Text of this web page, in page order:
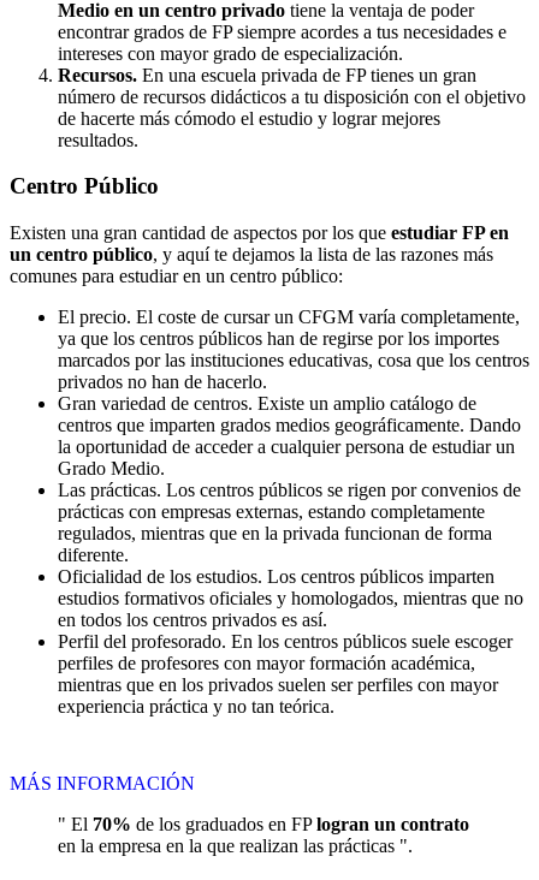
Medio en un centro privado tiene la ventaja de poder
encontrar grados de FP siempre acordes a tus necesidades e
intereses con mayor grado de especialización.
Recursos. En una escuela privada de FP tienes un gran
número de recursos didácticos a tu disposición con el objetivo
de hacerte más cómodo el estudio y lograr mejores
resultados.
Centro Público
Existen una gran cantidad de aspectos por los que estudiar FP en
un centro público, y aquí te dejamos la lista de las razones más
comunes para estudiar en un centro público:
El precio. El coste de cursar un CFGM varía completamente,
ya que los centros públicos han de regirse por los importes
marcados por las instituciones educativas, cosa que los centros
privados no han de hacerlo.
Gran variedad de centros. Existe un amplio catálogo de
centros que imparten grados medios geográficamente. Dando
la oportunidad de acceder a cualquier persona de estudiar un
Grado Medio.
Las prácticas. Los centros públicos se rigen por convenios de
prácticas con empresas externas, estando completamente
regulados, mientras que en la privada funcionan de forma
diferente.
Oficialidad de los estudios. Los centros públicos imparten
estudios formativos oficiales y homologados, mientras que no
en todos los centros privados es así.
Perfil del profesorado. En los centros públicos suele escoger
perfiles de profesores con mayor formación académica,
mientras que en los privados suelen ser perfiles con mayor
experiencia práctica y no tan teórica.
MÁS INFORMACIÓN
" El 70% de los graduados en FPlogran un contrato
en la empresa en la que realizan las prácticas ".